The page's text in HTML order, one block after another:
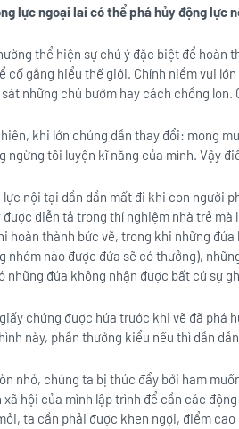
lực ngoại lai có thể phá hủy động lực
thể hiện sự chú ý đặc biệt để hoàn
cố gắng hiểu thế giới. Chính niềm vui
những chú bướm hay cách chồng
khi lớn chúng dần thay đổi: mong
ngừng tôi luyện kĩ năng của mình. Vậy
lực nội tại dần dần mất đi khi con người
được diễn tả trong thí nghiệm nhà trẻ
hoàn thành bức vẽ, trong khi những
nhóm nào được đứa sẽ có thưởng),
những đứa không nhận được bất cứ sự
chứng được hứa trước khi vẽ đã phá
này, phần thưởng kiểu nếu thì dần
nhỏ, chúng ta bị thúc đẩy bởi ham
xã hội của mình lập trình để cần các
ta cần phải được khen ngợi, điểm